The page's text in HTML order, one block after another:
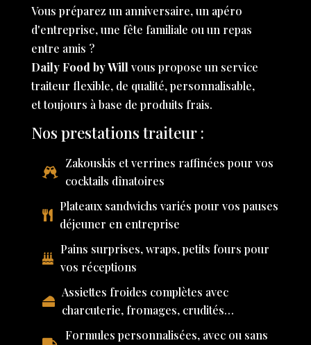
Vous préparez un anniversaire, un apéro
d'entreprise, une fête familiale ou un repas
entre amis ?
Daily Food by Willvous propose un service
traiteur flexible, de qualité, personnalisable,
et toujours à base de produits frais.
Nos prestations traiteur :
Zakouskis et verrines raffinées pour vos
cocktails dînatoires
Plateaux sandwichs variés pour vos pauses
déjeuner en entreprise
Pains surprises, wraps, petits fours pour
vos réceptions
Assiettes froides complètes avec
charcuterie, fromages, crudités…
Formules personnalisées, avec ou sans